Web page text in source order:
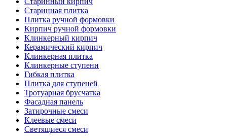
Старинная плитка
Плитка ручной формовки
Кирпич ручной формовки
Клинкерный кирпич
Керамический кирпич
Клинкерная плитка
Клинкерные ступени
Гибкая плитка
Плитка для ступеней
Тротуарная брусчатка
Фасадная панель
Затирочные смеси
Клеевые смеси
Светящиеся смеси